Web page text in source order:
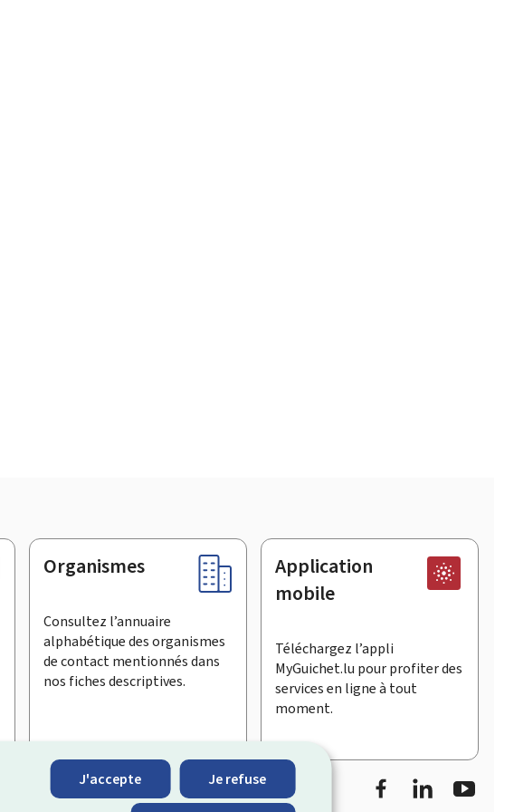
J'accepte Je refuse
Organismes
Consultez l’annuaire
alphabétique des organismes
de contact mentionnés dans
nos fiches descriptives.
Application
mobile
Téléchargez l’appli
MyGuichet.lu pour profiter des
services en ligne à tout
moment.
FacebookLinkedIn